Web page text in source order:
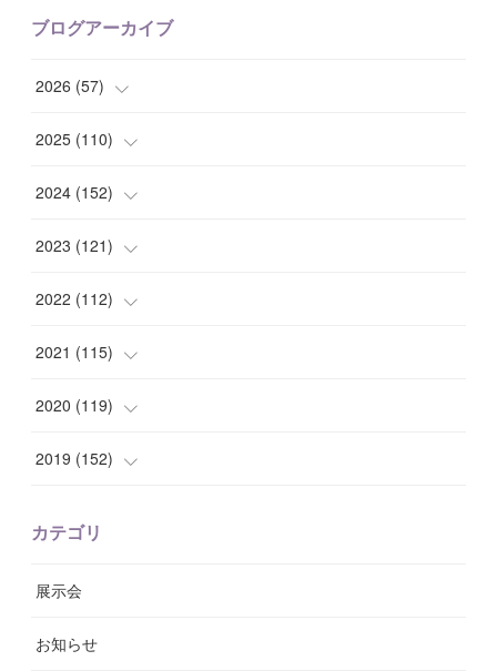
ブログアーカイブ
2026 (57)
( 1)
(10)
(9)
( 7)
( 8 )
2025 (110)
(10)
(7)
( 8)
( 7 )
( 10)
9
(14
2024 (152)
(14)
( 15)
( 11)
( 10)
( 11)
(14
2023 (121)
( 12)
( 8)
( 8)
( 6)
(12
2022 (112)
( 10)
( 7)
(8)
(9
2021 (115)
( 14)
(13)
(3
2020 (119)
(7)
2019 (152)
カテゴリ
展示会
お知らせ